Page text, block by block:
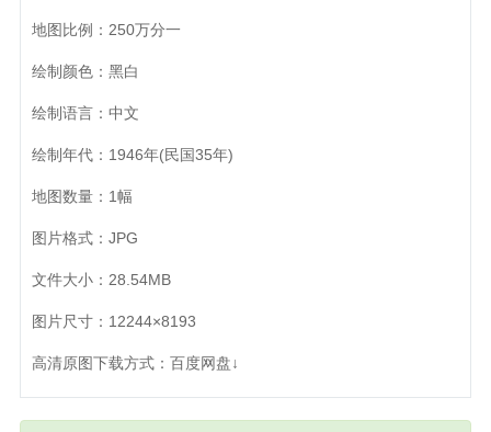
地图比例：250万分一
绘制颜色：黑白
绘制语言：中文
绘制年代：1946年(民国35年)
地图数量：1幅
图片格式：JPG
文件大小：28.54MB
图片尺寸：12244×8193
高清原图下载方式：百度网盘↓